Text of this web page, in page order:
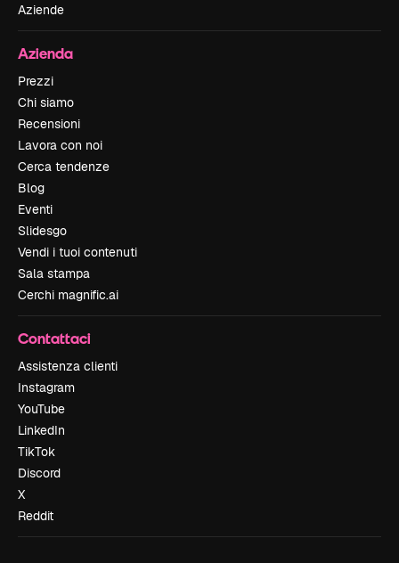
Aziende
Azienda
Prezzi
Chi siamo
Recensioni
Lavora con noi
Cerca tendenze
Blog
Eventi
Slidesgo
Vendi i tuoi contenuti
Sala stampa
Cerchi magnific.ai
Contattaci
Assistenza clienti
Instagram
YouTube
LinkedIn
TikTok
Discord
X
Reddit